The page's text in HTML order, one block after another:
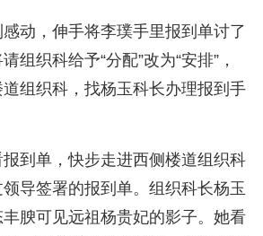
动，伸手将李璞手里报到单讨了
组织科给予“分配”改为“安排”，
组织科，找杨玉科长办理报到手
到单，快步走进西侧楼道组织科
导签署的报到单。组织科长杨玉
腴可见远祖杨贵妃的影子。她看